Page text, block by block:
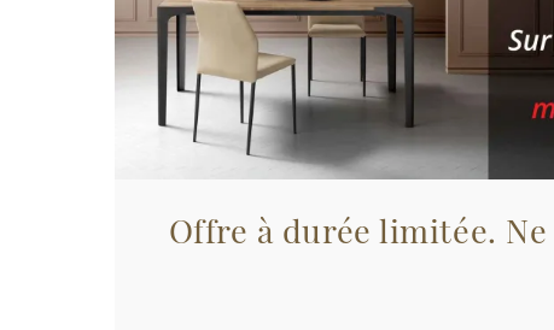
Offre à durée limitée. Ne